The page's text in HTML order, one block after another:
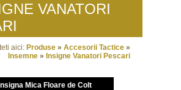
VANATORI
aici: Produse » Accesorii Tactice »
Insemne » Insigne Vanatori Pescari
Insigna Mica Floare de Colt